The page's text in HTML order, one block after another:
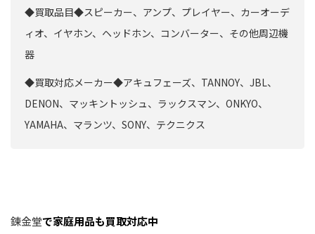
◆買取品目◆スピーカー、アンプ、プレイヤー、カーオーデ
ィオ、イヤホン、ヘッドホン、コンバーター、その他周辺機
器
◆買取対応メーカー◆アキュフェーズ、TANNOY、JBL、
DENON、マッキントッシュ、ラックスマン、ONKYO、
YAMAHA、マランツ、SONY、テクニクス
錬金堂で家庭用品も買取対応中